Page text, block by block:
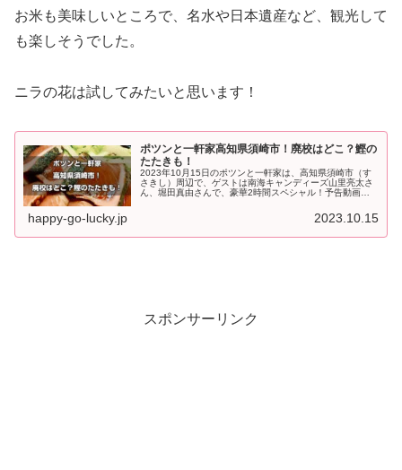
お米も美味しいところで、名水や日本遺産など、観光して
も楽しそうでした。
ニラの花は試してみたいと思います！
ポツンと一軒家高知県須崎市！廃校はどこ？鰹の
たたきも！
2023年10月15日のポツンと一軒家は、高知県須崎市（す
さきし）周辺で、ゲストは南海キャンディーズ山里亮太さ
ん、堀田真由さんで、豪華2時間スペシャル！予告動画の
happy-go-lucky.jp 2023.10.15
スポンサーリンク